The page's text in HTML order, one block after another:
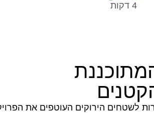
4 דקות
הדירות לשטחים הירוקים העוטפים את